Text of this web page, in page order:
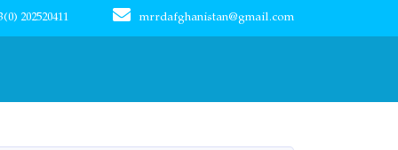
mrrdafghanistan@gmail.com
202520411